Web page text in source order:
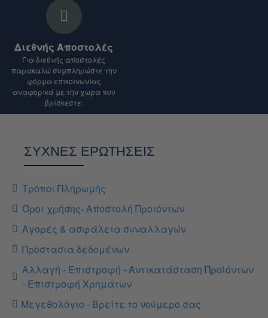
Για αποστολές σε χώρες εκτός Ευρωπαϊκής
Ένωσης, ενδέχεται να ισχύουν επιπλέον
δασμοί και φόροι.
Είμαστε στη διάθεσή σας για οποιαδήποτε
διευκρίνιση.
Διεθνής Αποστολές
Για διεθνής αποστολές
παρακαλώ συμπληρώστε την
φόρμα επικοινωνίας
αναφορικά με την χωρα που
βρίσκεστε.
ΣΥΧΝΕΣ ΕΡΩΤΗΣΕΙΣ
Τρόποι Πληρωμής
Όροι χρήσης- Αποστολή Προιόντων
Αγορές & ασφάλεια συναλλαγών
Προστασια δεδομένων
Αλλαγή - Επιστροφή - Αντικατάσταση Προϊόντων
- Επιστροφή Χρημάτων
Μεγεθολόγιο - Βρείτε το νούμερο σας